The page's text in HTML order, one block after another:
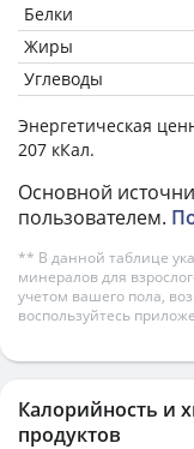
Белки
Жиры
Углеводы
Энергетическая
207 кКал.
Основной
пользователем.
** В данной таблице
минералов для
учетом вашего пола,
воспользуйтесь
Калорийность и
продуктов